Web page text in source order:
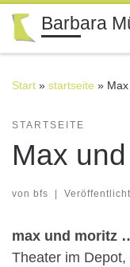
Zum Inhalt springen
Barbara
Start » startseite »
STARTSEITE
Max
von bfs |
max und moritz
Theater im